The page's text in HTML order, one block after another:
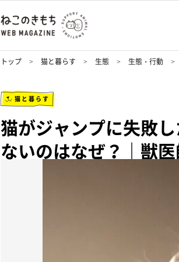
トップ 猫と暮らす 生態 生態・行動
猫と暮らす
猫がジャンプに失敗
ないのはなぜ？｜獣